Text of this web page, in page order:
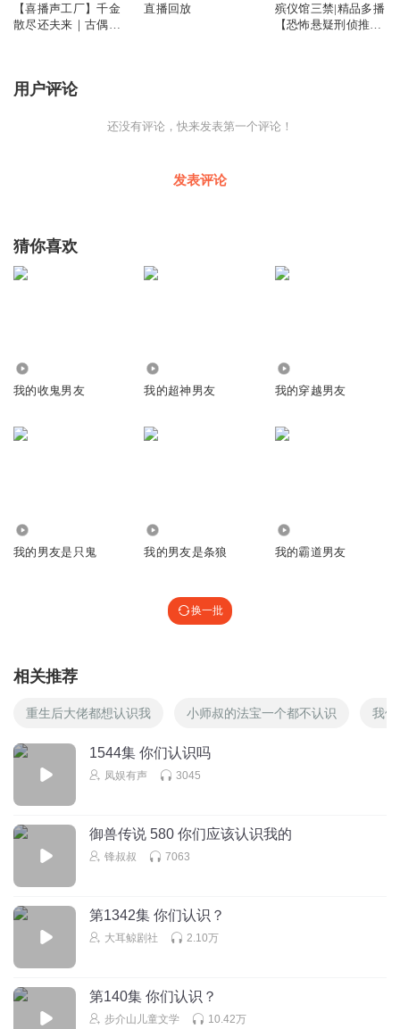
【喜播声工厂】千金
散尽还夫来｜古偶玄
直播回放
殡仪馆三禁|精品多播
【恐怖悬疑刑侦推理
用户评论
还没有评论，快来发表第一个评论！
发表评论
猜你喜欢
我的收鬼男友 我的超神男友 我的穿越男友
我的男友是只鬼 我的男友是条狼 我的霸道男友
换一批
相关推荐
重生后大佬都想认识我 小师叔的法宝一个都不认识 我们
1544集 你们认识吗
凤娱有声 3045
御兽传说 580 你们应该认识我的
锋叔叔 7063
第1342集 你们认识？
大耳鲸剧社 2.10万
第140集 你们认识？
步介山儿童文学 10.42万